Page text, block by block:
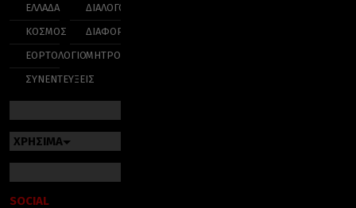
ΕΛΛΑΔΑ
ΚΟΣΜΟΣ
ΕΟΡΤΟΛΟΓΙΟ
ΣΥΝΕΝΤΕΥΞΕΙΣ
ΔΙΑΛΟΓΟΣ
ΔΙΑΦΟΡΑ
ΜΗΤΡΟΠΟΛΕΙΣ
ΧΡΗΣΙΜΑ
SOCIAL